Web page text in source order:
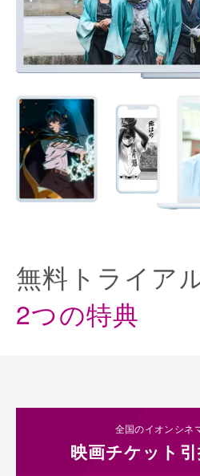
無料トライア
2つの特典
全国のイオンシネ
映画チケット